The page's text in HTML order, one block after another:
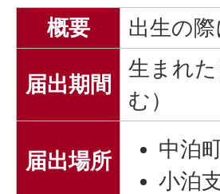
概要
出生の
届出期間
生まれ
む）
届出場所
中泊
小泊